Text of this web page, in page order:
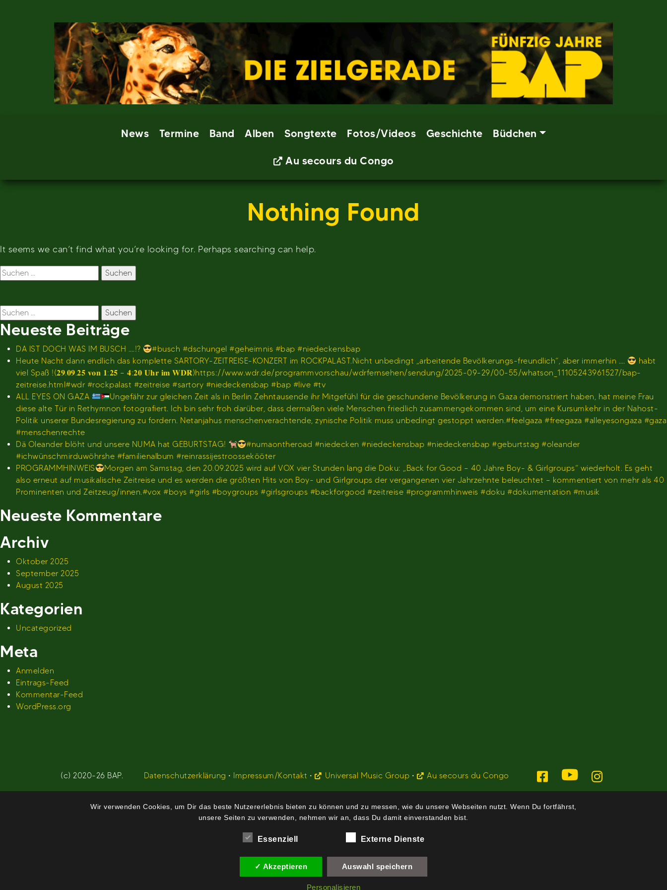
News Termine Band Alben Songtexte Fotos/Videos Geschichte Büdchen
Au secours du Congo
Nothing Found
It seems we can’t find what you’re looking for. Perhaps searching can help.
Suchen
nach:
Suchen
nach:
Neueste Beiträge
DA IST DOCH WAS IM BUSCH ….!?
#busch #dschungel #geheimnis #bap #niedeckensbap
Heute Nacht dann endlich das komplette SARTORY-ZEITREISE-KONZERT im ROCKPALAST.Nicht unbedingt „arbeitende Bevölkerungs-freundlich“, aber immerhin ….
habt
viel Spaß !(𝟐𝟗.𝟎𝟗.𝟐𝟓 𝐯𝐨𝐧 𝟏:𝟐𝟓 – 𝟒:𝟐𝟎 𝐔𝐡𝐫 𝐢𝐦 𝐖𝐃𝐑)https://www.wdr.de/programmvorschau/wdrfernsehen/sendung/2025-09-29/00-55/whatson_11105243961527/bap-
zeitreise.html#wdr #rockpalast #zeitreise #sartory #niedeckensbap #bap #live #tv
ALL EYES ON GAZA
Ungefähr zur gleichen Zeit als in Berlin Zehntausende ihr Mitgefühl für die geschundene Bevölkerung in Gaza demonstriert haben, hat meine Frau
diese alte Tür in Rethymnon fotografiert. Ich bin sehr froh darüber, dass dermaßen viele Menschen friedlich zusammengekommen sind, um eine Kursumkehr in der Nahost-
Politik unserer Bundesregierung zu fordern. Netanjahus menschenverachtende, zynische Politik muss unbedingt gestoppt werden.#feelgaza #freegaza #alleyesongaza #gaza
#menschenrechte
Dä Oleander blöht und unsere NUMA hat GEBURTSTAG!
#numaontheroad #niedecken #niedeckensbap #niedeckensbap #geburtstag #oleander
#ichwünschmirduwöhrshe #familienalbum #reinrassijestroossekööter
PROGRAMMHINWEIS
Morgen am Samstag, den 20.09.2025 wird auf VOX vier Stunden lang die Doku: „Back for Good – 40 Jahre Boy- & Girlgroups“ wiederholt. Es geht
also erneut auf musikalische Zeitreise und es werden die größten Hits von Boy- und Girlgroups der vergangenen vier Jahrzehnte beleuchtet – kommentiert von mehr als 40
Prominenten und Zeitzeug/innen.#vox #boys #girls #boygroups #girlsgroups #backforgood #zeitreise #programmhinweis #doku #dokumentation #musik
Neueste Kommentare
Archiv
Oktober 2025
September 2025
August 2025
Kategorien
Uncategorized
Meta
Anmelden
Eintrags-Feed
Kommentar-Feed
WordPress.org
(c) 2020-26 BAP. Datenschutzerklärung • Impressum/Kontakt • Universal Music Group • Au secours du Congo
Wir verwenden Cookies, um Dir das beste Nutzererlebnis bieten zu können und zu messen, wie du unsere Webseiten nutzt. Wenn Du fortfährst,
unsere Seiten zu verwenden, nehmen wir an, dass Du damit einverstanden bist.
Essenziell Externe Dienste
✓ Akzeptieren Auswahl speichern
Personalisieren